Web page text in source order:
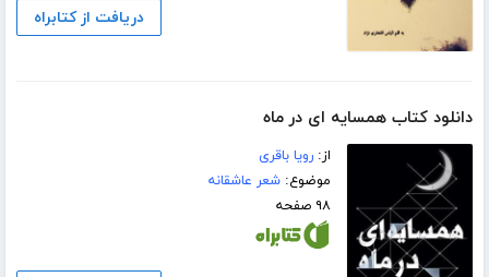
دریافت از کتابراه
دانلود کتاب همسایه ای در ماه
از:رویا باقری
موضوع:شعر عاشقانه
۹۸ صفحه